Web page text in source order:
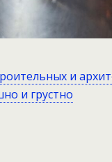
и
и грустно